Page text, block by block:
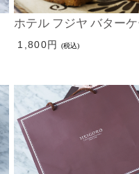
ホテル フジヤ バター
1,800円 (税込)